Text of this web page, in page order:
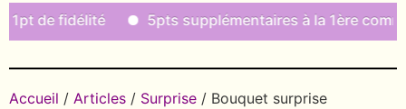
de fidélité 5pts supplémentaires à la 1ère
Accueil / Articles / Surprise / Bouquet surprise